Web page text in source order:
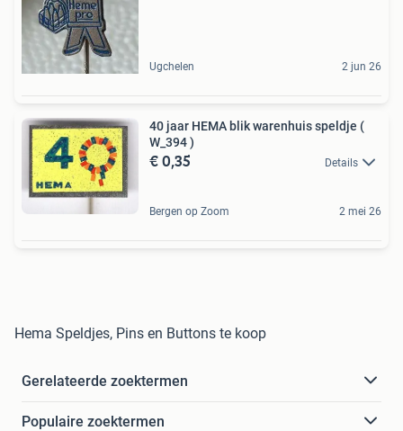
Ugchelen 2 jun 26
40 jaar HEMA blik warenhuis speldje (
W_394 )
€ 0,35 Details
Bergen op Zoom 2 mei 26
Hema Speldjes, Pins en Buttons te koop
Gerelateerde zoektermen
Populaire zoektermen